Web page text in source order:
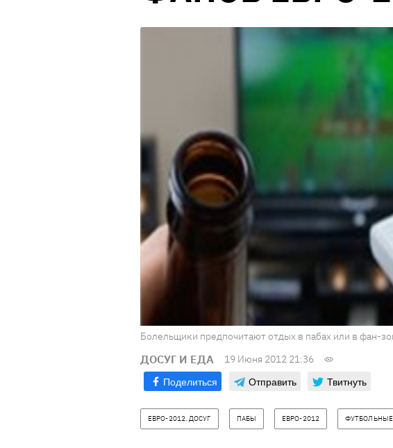
Болельщики предпочитают отдых в пабах или в фан-
ДОСУГ И ЕДА 19 Июня 2012 21:36
Поделиться Отправить Твитнуть
ЕВРО-2012. ДОСУГ ПАБЫ ЕВРО-2012